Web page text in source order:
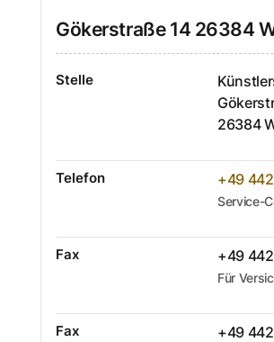
Gökerstraße 14 26384
Stelle
26384
Telefon +49
Service-
Fax +49
Für
Fax +49